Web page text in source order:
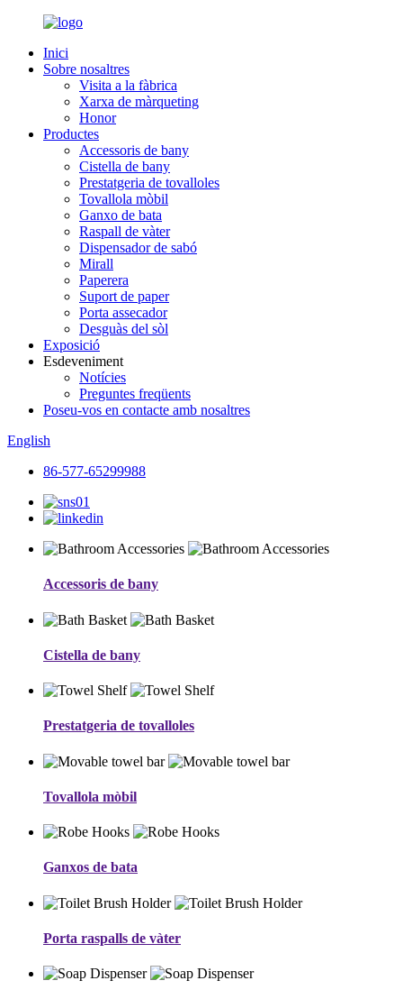
Inici
Sobre nosaltres
Visita a la fàbrica
Xarxa de màrqueting
Honor
Productes
Accessoris de bany
Cistella de bany
Prestatgeria de tovalloles
Tovallola mòbil
Ganxo de bata
Raspall de vàter
Dispensador de sabó
Mirall
Paperera
Suport de paper
Porta assecador
Desguàs del sòl
Exposició
Esdeveniment
Notícies
Preguntes freqüents
Poseu-vos en contacte amb nosaltres
English
86-577-65299988
Accessoris de bany
Cistella de bany
Prestatgeria de tovalloles
Tovallola mòbil
Ganxos de bata
Porta raspalls de vàter